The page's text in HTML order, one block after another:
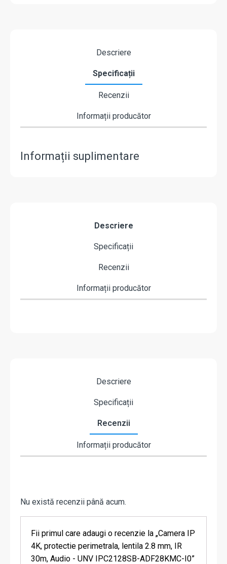
Descriere
Specificații
Recenzii
Informații producător
Informații suplimentare
Descriere
Specificații
Recenzii
Informații producător
Descriere
Specificații
Recenzii
Informații producător
Nu există recenzii până acum.
Fii primul care adaugi o recenzie la „Camera IP
4K, protectie perimetrala, lentila 2.8 mm, IR
30m, Audio - UNV IPC2128SB-ADF28KMC-I0”